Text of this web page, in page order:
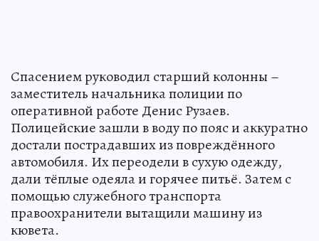
Спасением руководил старший колонны –
заместитель начальника полиции по
оперативной работе Денис Рузаев.
Полицейские зашли в воду по пояс и аккуратно
достали пострадавших из повреждённого
автомобиля. Их переодели в сухую одежду,
дали тёплые одеяла и горячее питьё. Затем с
помощью служебного транспорта
правоохранители вытащили машину из
кювета.